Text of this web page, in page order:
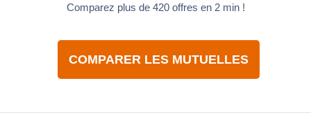
Comparez plus de 420 offres en 2 min !
COMPARER LES MUTUELLES